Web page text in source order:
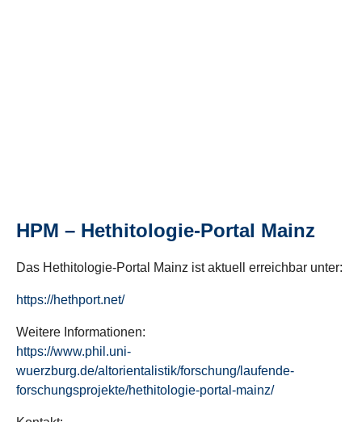
HPM – Hethitologie-Portal Mainz
Das Hethitologie-Portal Mainz ist aktuell erreichbar unter:
https://hethport.net/
Weitere Informationen:
https://www.phil.uni-
wuerzburg.de/altorientalistik/forschung/laufende-
forschungsprojekte/hethitologie-portal-mainz/